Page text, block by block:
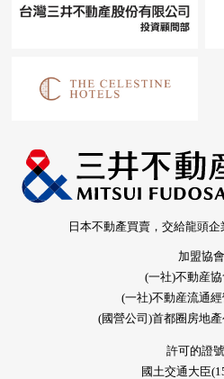
日本不動產買賣，交給龍頭
加盟協會
(一社)不動産協
(一社)不動産流通
(國營公司)首都圈房地
許可的證
國土交通大臣